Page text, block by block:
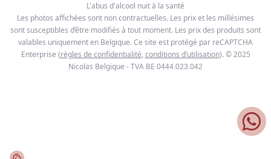
L'abus d'alcool nuit à la santé
Les photos affichées sont non contractuelles. Les prix et les millésimes
sont susceptibles d’être modifiés à tout moment. Les prix des produits sont
valables uniquement en Belgique. Ce site est protégé par reCAPTCHA
Enterprise (règles de confidentialité, conditions d’utilisation). © 2025
Nicolas Belgique - TVA BE 0444.023.042